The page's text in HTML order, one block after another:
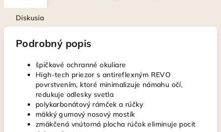
Diskusia
Podrobný popis
špičkové ochranné okuliare
High-tech priezor s antireflexným REVO
povrstvením, ktoré minimalizuje námahu očí,
redukuje odlesky svetla
polykarbonátový rámček a rúčky
mäkký gumový nosový mostík
zmäkčená vnútorná plocha rúčok eliminuje pocit